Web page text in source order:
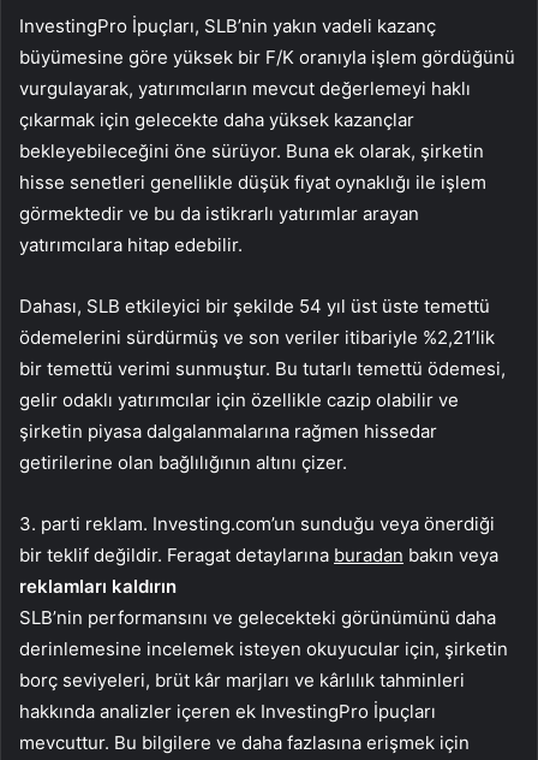
InvestingPro İpuçları, SLB’nin yakın vadeli kazanç
büyümesine göre yüksek bir F/K oranıyla işlem gördüğünü
vurgulayarak, yatırımcıların mevcut değerlemeyi haklı
çıkarmak için gelecekte daha yüksek kazançlar
bekleyebileceğini öne sürüyor. Buna ek olarak, şirketin
hisse senetleri genellikle düşük fiyat oynaklığı ile işlem
görmektedir ve bu da istikrarlı yatırımlar arayan
yatırımcılara hitap edebilir.
Dahası, SLB etkileyici bir şekilde 54 yıl üst üste temettü
ödemelerini sürdürmüş ve son veriler itibariyle %2,21’lik
bir temettü verimi sunmuştur. Bu tutarlı temettü ödemesi,
gelir odaklı yatırımcılar için özellikle cazip olabilir ve
şirketin piyasa dalgalanmalarına rağmen hissedar
getirilerine olan bağlılığının altını çizer.
3. parti reklam. Investing.com’un sunduğu veya önerdiği
bir teklif değildir. Feragat detaylarına buradan bakın veya
reklamları kaldırın
SLB’nin performansını ve gelecekteki görünümünü daha
derinlemesine incelemek isteyen okuyucular için, şirketin
borç seviyeleri, brüt kâr marjları ve kârlılık tahminleri
hakkında analizler içeren ek InvestingPro İpuçları
mevcuttur. Bu bilgilere ve daha fazlasına erişmek için